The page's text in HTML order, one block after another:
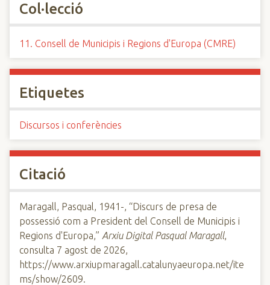
Col·lecció
11. Consell de Municipis i Regions d'Europa (CMRE)
Etiquetes
Discursos i conferències
Citació
Maragall, Pasqual, 1941-, “Discurs de presa de
possessió com a President del Consell de Municipis i
Regions d'Europa,” Arxiu Digital Pasqual Maragall,
consulta 7 agost de 2026,
https://www.arxiupmaragall.catalunyaeuropa.net/ite
ms/show/2609.